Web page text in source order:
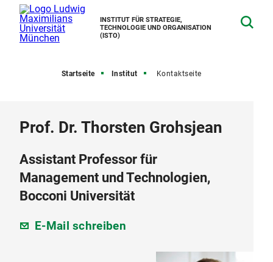
INSTITUT FÜR STRATEGIE,
TECHNOLOGIE UND ORGANISATION
(ISTO)
Startseite Institut Kontaktseite
Prof. Dr. Thorsten Grohsjean
Assistant Professor für
Management und Technologien,
Bocconi Universität
E-Mail schreiben